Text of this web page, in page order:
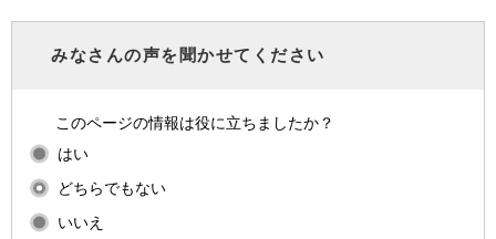
みなさんの声を聞かせてください
このページの情報は役に立ちましたか？
はい
どちらでもない
いいえ